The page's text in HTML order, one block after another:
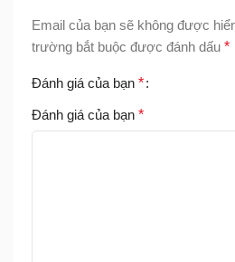
Email của bạn sẽ không được
trường bắt buộc được đánh dấu *
Đánh giá của bạn *
Đánh giá của bạn *